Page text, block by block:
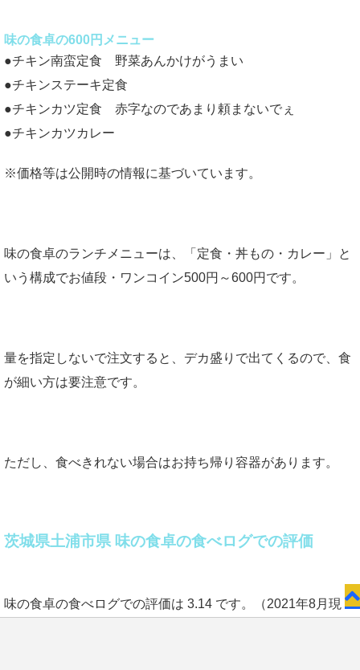
味の食卓の600円メニュー
●チキン南蛮定食 野菜あんかけがうまい
●チキンステーキ定食
●チキンカツ定食 赤字なのであまり頼まないでぇ
●チキンカツカレー
※価格等は公開時の情報に基づいています。
味の食卓のランチメニューは、「定食・丼もの・カレー」と
いう構成でお値段・ワンコイン500円～600円です。
量を指定しないで注文すると、デカ盛りで出てくるので、食
が細い方は要注意です。
ただし、食べきれない場合はお持ち帰り容器があります。
茨城県土浦市県 味の食卓の食べログでの評価
味の食卓の食べログでの評価は 3.14 です。（2021年8月現